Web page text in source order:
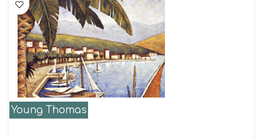
Young Thomas